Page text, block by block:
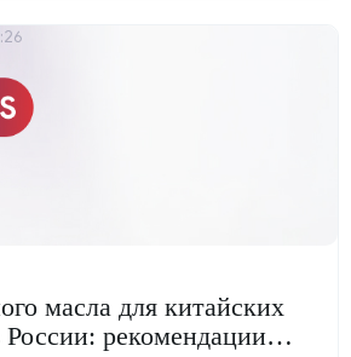
масла для китайских
России: рекомендации